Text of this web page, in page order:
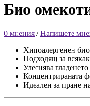
Био
0 мнения /Напишете
Хипоалергенен
Подходящ за
Улеснява
Концентрираната
Идеален за пране